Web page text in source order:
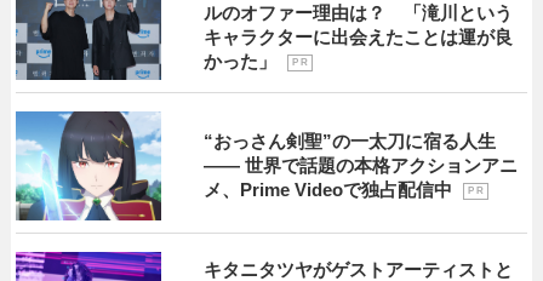
ルのオファー理由は？ 「滝川という
キャラクターに出会えたことは運が良
かった」
P R
“おっさん剣聖”の一太刀に宿る人生
―― 世界で話題の本格アクションアニ
メ、Prime Videoで独占配信中
P R
キタニタツヤがゲストアーティストと